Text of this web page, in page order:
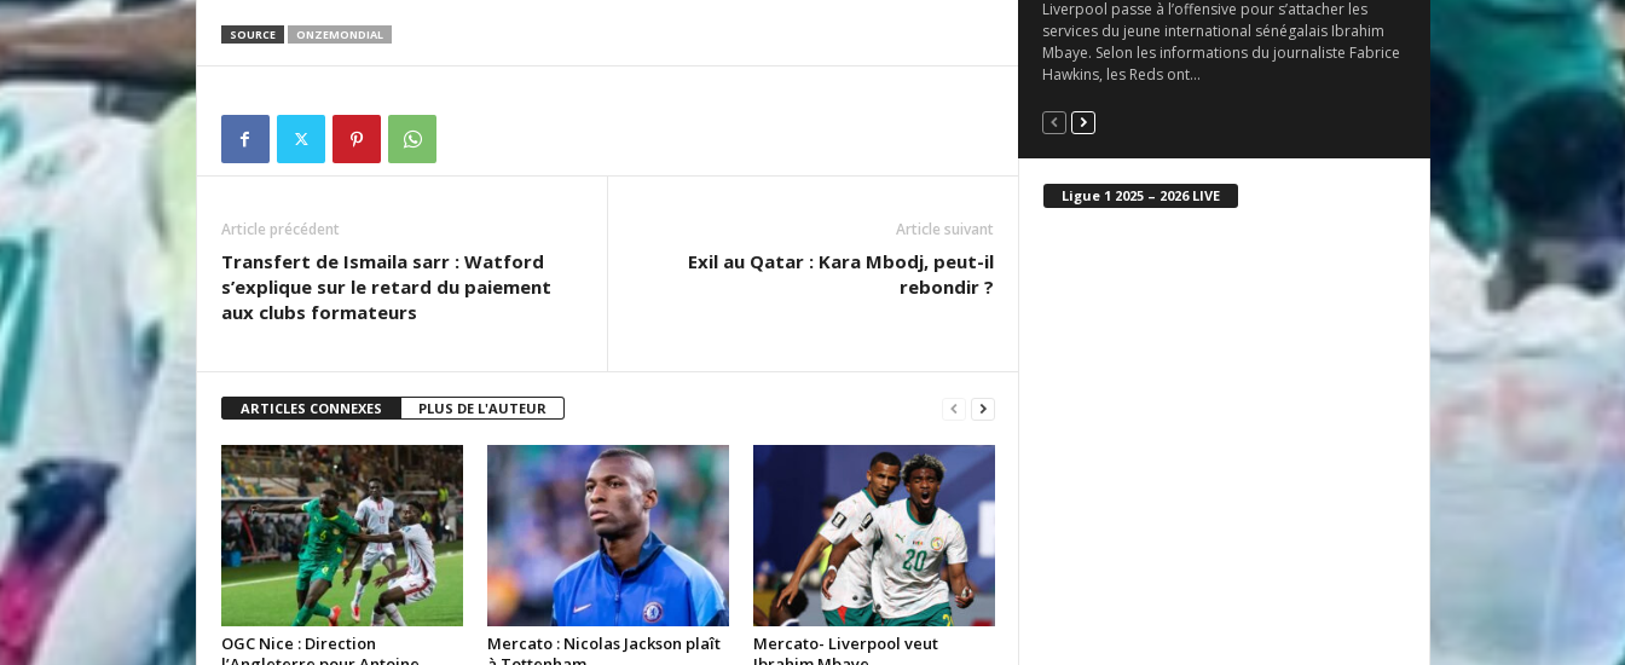
SOURCE ONZEMONDIAL
Article précédent
Transfert de Ismaila sarr : Watford
s’explique sur le retard du paiement
aux clubs formateurs
Article suivant
Exil au Qatar : Kara Mbodj, peut-il
rebondir ?
ARTICLES CONNEXES PLUS DE L'AUTEUR
OGC Nice : Direction
Mercato : Nicolas Jackson plaît
Mercato- Liverpool veut
Liverpool passe à l’offensive pour s’attacher les
services du jeune international sénégalais Ibrahim
Mbaye. Selon les informations du journaliste Fabrice
Hawkins, les Reds ont...
Ligue 1 2025 – 2026 LIVE